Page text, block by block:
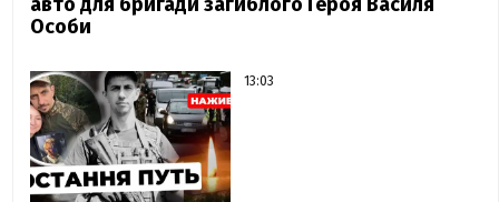
авто для бригади загиблого Героя Василя
Особи
13:03